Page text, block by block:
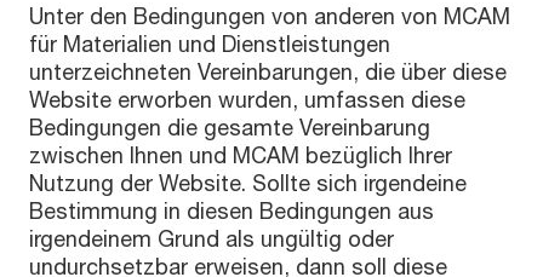
Unter den Bedingungen von anderen von MCAM
für Materialien und Dienstleistungen
unterzeichneten Vereinbarungen, die über diese
Website erworben wurden, umfassen diese
Bedingungen die gesamte Vereinbarung
zwischen Ihnen und MCAM bezüglich Ihrer
Nutzung der Website. Sollte sich irgendeine
Bestimmung in diesen Bedingungen aus
irgendeinem Grund als ungültig oder
undurchsetzbar erweisen, dann soll diese